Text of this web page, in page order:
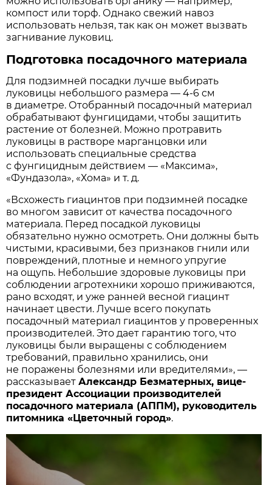
компост или торф. Однако свежий навоз
использовать нельзя, так как он может вызвать
загнивание луковиц.
Подготовка посадочного материала
Для подзимней посадки лучше выбирать
луковицы небольшого размера — 4-6 см
в диаметре. Отобранный посадочный материал
обрабатывают фунгицидами, чтобы защитить
растение от болезней. Можно протравить
луковицы в растворе марганцовки или
использовать специальные средства
с фунгицидным действием — «Максима»,
«Фундазола», «Хома» и т. д.
«Всхожесть гиацинтов при подзимней посадке
во многом зависит от качества посадочного
материала. Перед посадкой луковицы
обязательно нужно осмотреть. Они должны быть
чистыми, красивыми, без признаков гнили или
повреждений, плотные и немного упругие
на ощупь. Небольшие здоровые луковицы при
соблюдении агротехники хорошо приживаются,
рано всходят, и уже ранней весной гиацинт
начинает цвести. Лучше всего покупать
посадочный материал гиацинтов у проверенных
производителей. Это дает гарантию того, что
луковицы были выращены с соблюдением
требований, правильно хранились, они
не поражены болезнями или вредителями», —
рассказываетАлександр Безматерных, вице-
президент Ассоциации производителей
посадочного материала (АППМ), руководитель
питомника «Цветочный город».